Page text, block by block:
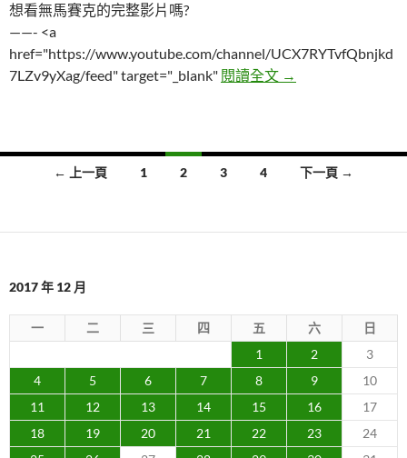
想看無馬賽克的完整影片嗎?
——- <a
href="https://www.youtube.com/channel/UCX7RYTvfQbnjkd
7LZv9yXag/feed" target="_blank" 閱讀全文 五張看似單純的照
→
導
← 上一頁 1 2 3 4 下一頁 →
2017 年 12 月
一 二 三 四 五 六
日
1
2
3
4
5 6 7 8 9
10
11
12 13 14 15 16
17
18
19 20 21 22 23
24